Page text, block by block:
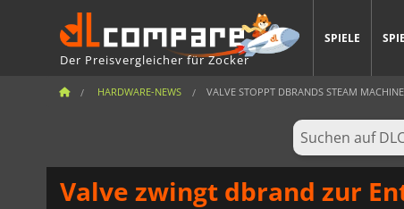
Der Preisvergleicher für Zocker
SPIELE
HARDWARE-NEWS VALVE STOPPT DBRANDS STEAM
Valve zwingt dbrand zur